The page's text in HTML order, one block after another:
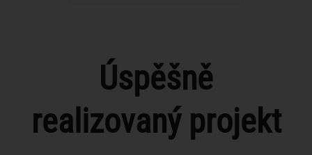
Úspěšně
realizovaný projekt